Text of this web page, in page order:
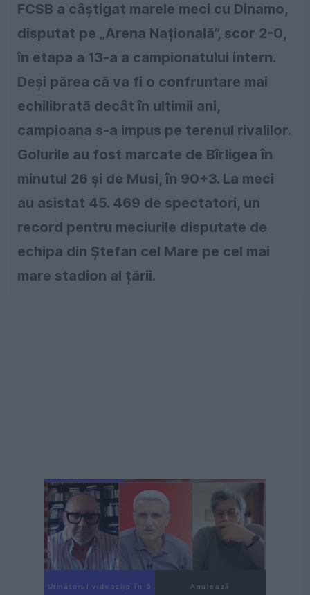
FCSB a câștigat marele meci cu Dinamo,
disputat pe „Arena Națională”, scor 2-0,
în etapa a 13-a a campionatului intern.
Deși părea că va fi o confruntare mai
echilibrată decât în ultimii ani,
campioana s-a impus pe terenul rivalilor.
Golurile au fost marcate de Bîrligea în
minutul 26 și de Musi, în 90+3. La meci
au asistat 45. 469 de spectatori, un
record pentru meciurile disputate de
echipa din Ștefan cel Mare pe cel mai
mare stadion al țării.
Următorul videoclip în 3 Anulează